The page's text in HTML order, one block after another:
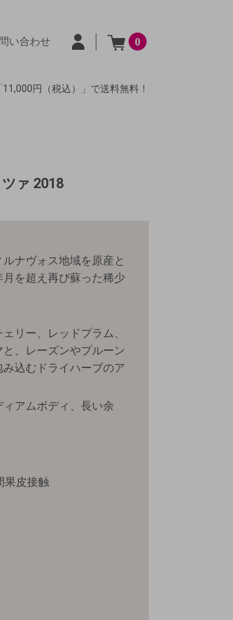
い合わせ 0
円（税込）」で送料無料！
ァ 2018
ナヴォス地域を原産と
を超え再び蘇った稀少
リー、レッドプラム、
、レーズンやプルーン
込むドライハーブのア
アムボディ、長い余
果皮接触